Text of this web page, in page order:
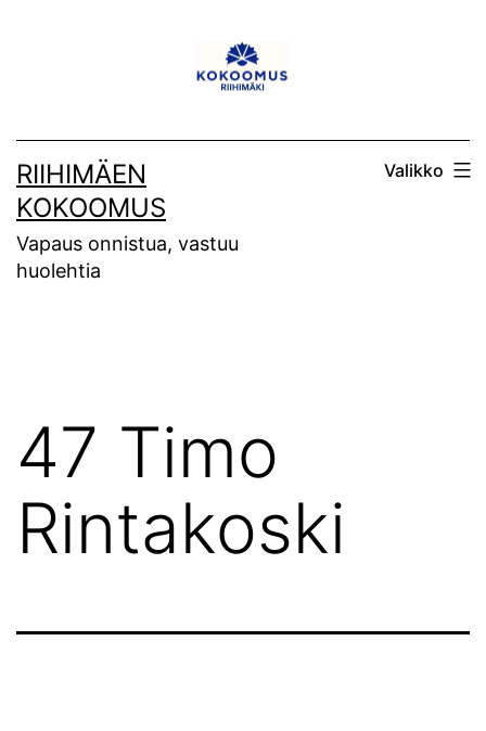
RIIHIMÄEN
KOKOOMUS
Vapaus onnistua, vastuu
huolehtia
Valikko
47 Timo
Rintakoski